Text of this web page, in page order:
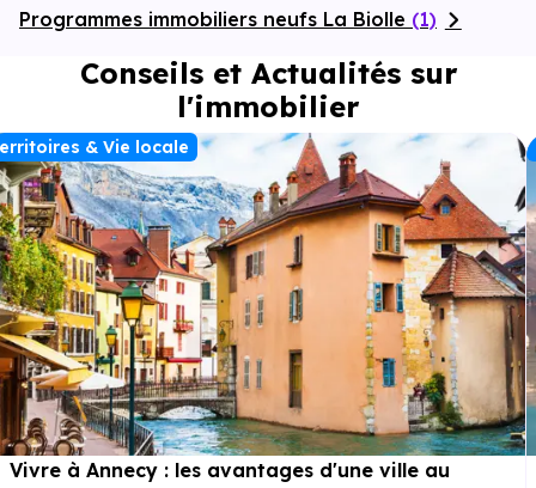
Programmes immobiliers neufs La Biolle (1)
Conseils et Actualités sur
l'immobilier
& Vie locale
Vivre à Annecy : les avantages d'une ville au